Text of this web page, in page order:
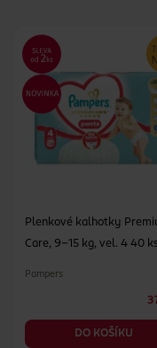
Testované a
sdružení OEKO-TEX
Používejte společně s
Plenkové kalhotky
Care, 9–15 kg, vel. 4 40 ks
Pampers
DO KOŠÍKU